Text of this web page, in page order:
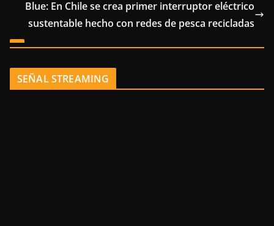
Blue: En Chile se crea primer interruptor eléctrico
sustentable hecho con redes de pesca recicladas
SEÑAL STREAMING